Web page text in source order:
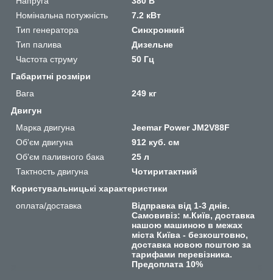
Номінальна потужність
7.2 кВт
Тип генератора
Синхронний
Тип палива
Дизельне
Частота струму
50 Гц
Габаритні розміри
Вага
249 кг
Двигун
Марка двигуна
Jeemar Power JM2V88F
Об'єм двигуна
912 куб. см
Об'єм паливного бака
25 л
Тактность двигуна
Чотиритактний
Користувальницькі характеристики
оплата/доставка
Відправка від 1-3 днів.
Самовивіз: м.Київ, доставка
нашою машиною в межах
міста Київа - безкоштовно,
доставка новою поштою за
тарифами перевізника.
Предоплата 10%